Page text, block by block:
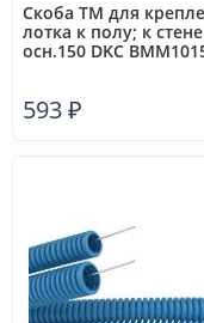
Скоба TM для
лотка к полу; к стене
осн.150 DKC
593₽